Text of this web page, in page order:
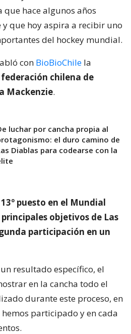
hace algunos años
que hoy aspira a recibir uno
del hockey mundial.
con BioBioChile la
chilena de
Mackenzie.
luchar por cancha propia al
el duro camino de
Diablas para codearse con la
puesto en el Mundial
principales objetivos de Las
participación en un
resultado específico, el
en la cancha todo el
durante este proceso, en
participado y en cada